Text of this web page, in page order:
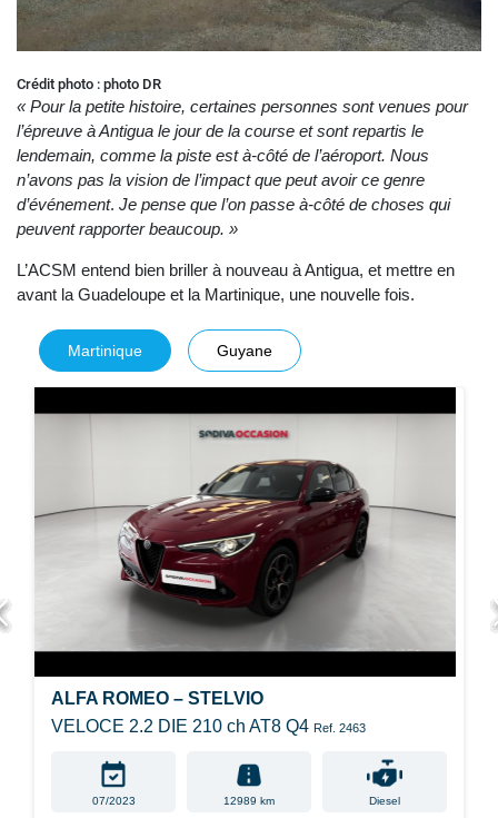
Crédit photo : photo DR
« Pour la petite histoire, certaines personnes sont venues pour
l’épreuve à Antigua le jour de la course et sont repartis le
lendemain, comme la piste est à-côté de l’aéroport. Nous
n’avons pas la vision de l’impact que peut avoir ce genre
d’événement. Je pense que l’on passe à-côté de choses qui
peuvent rapporter beaucoup. »
L’ACSM entend bien briller à nouveau à Antigua, et mettre en
avant la Guadeloupe et la Martinique, une nouvelle fois.
Martinique Guyane
ALFA ROMEO – STELVIO
VELOCE 2.2 DIE 210 ch AT8 Q4 Ref. 2463
07/2023 12989 km Diesel